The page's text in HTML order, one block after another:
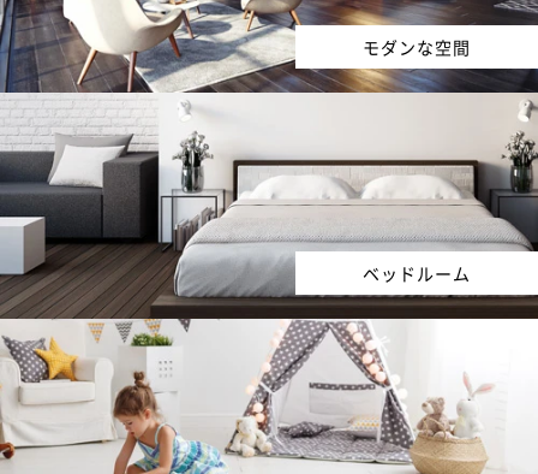
モダンな空間
ベッドルーム